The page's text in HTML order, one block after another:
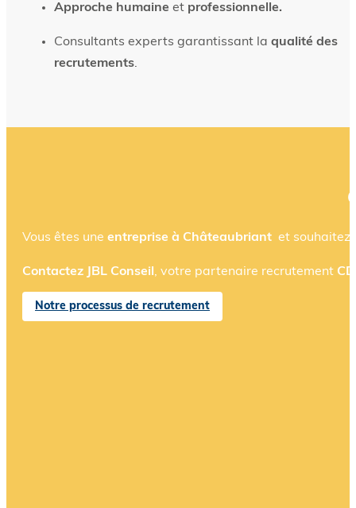
Approche humaine et professionnelle.
Consultants experts garantissant la qualité des
recrutements.
Vous êtes une entreprise à Châteaubriant et souhaitez
Contactez JBL Conseil , votre partenaire recrutement
Notre processus de recrutement